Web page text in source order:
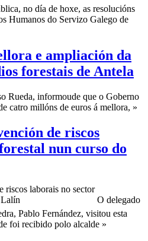
no día de hoxe, as resolucións
Humanos do Servizo Galego de
e ampliación da
forestais de Antela
Rueda, informoude que o Goberno
catro millóns de euros á mellora, »
de riscos
nun curso do
O delegado
Pablo Fernández, visitou esta
foi recibido polo alcalde »